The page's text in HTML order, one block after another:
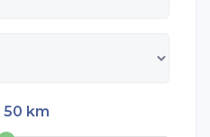
50 km